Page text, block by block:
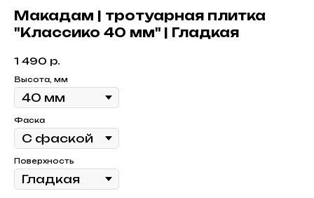
Макадам | тротуарная плитка
"Классико 40 мм" | Гладкая
1 490 р.
Высота, мм
Фаска
Поверхность